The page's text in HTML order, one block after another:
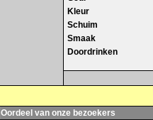
Kleur
Schuim
Smaak
Doordrinken
Oordeel van onze bezoekers